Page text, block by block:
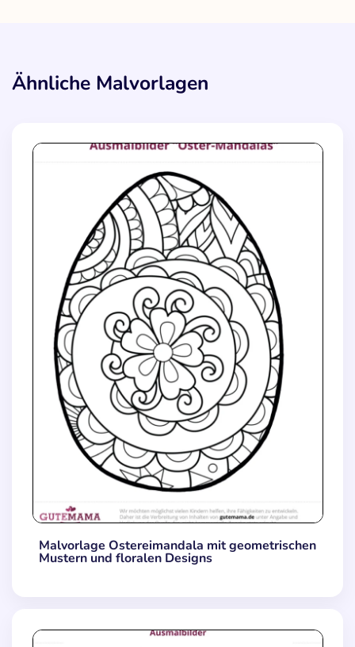
Ähnliche Malvorlagen
Malvorlage Ostereimandala mit geometrischen
Mustern und floralen Designs